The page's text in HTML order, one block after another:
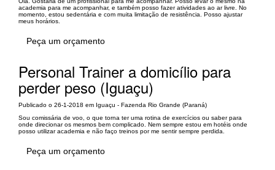
academia para me acompanhar, e também posso fazer atividades ao ar livre. No
momento, estou sedentária e com muita limitação de resistência. Posso ajustar
meus horários.
Peça um orçamento
Personal Trainer a domicílio para
perder peso (Iguaçu)
Publicado o 26-1-2018 em Iguaçu - Fazenda Rio Grande (Paraná)
Sou comissária de voo, o que torna ter uma rotina de exercícios ou saber para
onde direcionar os mesmos bem complicado. Nem sempre estou em hotéis onde
posso utilizar academia e não faço treinos por me sentir sempre perdida.
Peça um orçamento